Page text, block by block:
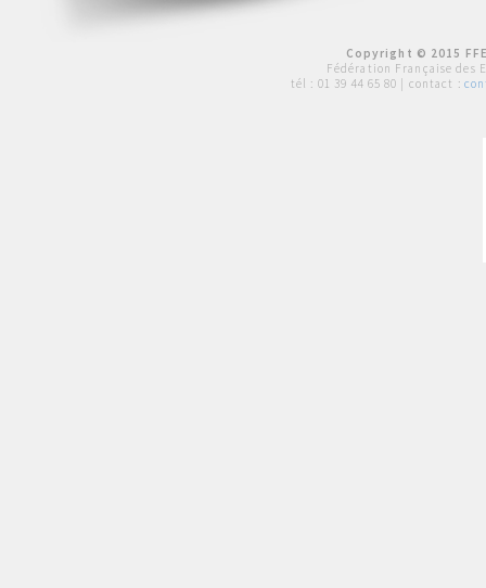
Copyright © 2015
Fédération Française des
tél : 01 39 44 65 80 | contact :